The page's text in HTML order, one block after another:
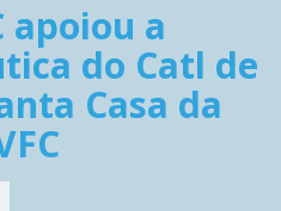
apoiou a
do Catl de
Casa da